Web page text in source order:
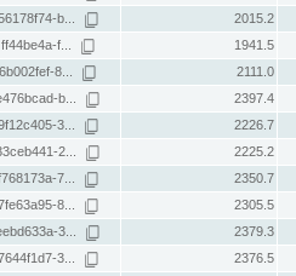
b... 2015.2
ff44be4a-f... 1941.5
6b002fef-8... 2111.0
b... 2397.4
3... 2226.7
2... 2225.2
7... 2350.7
8... 2305.5
3... 2379.3
3... 2376.5